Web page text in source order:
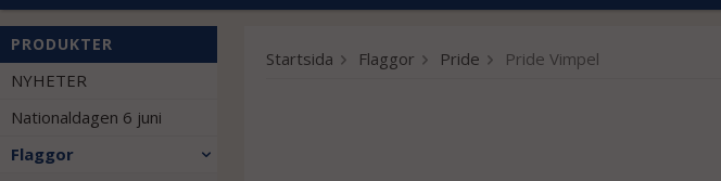
PRODUKTER
NYHETER
Nationaldagen 6 juni
Flaggor
Startsida Flaggor Pride Pride Vimpel